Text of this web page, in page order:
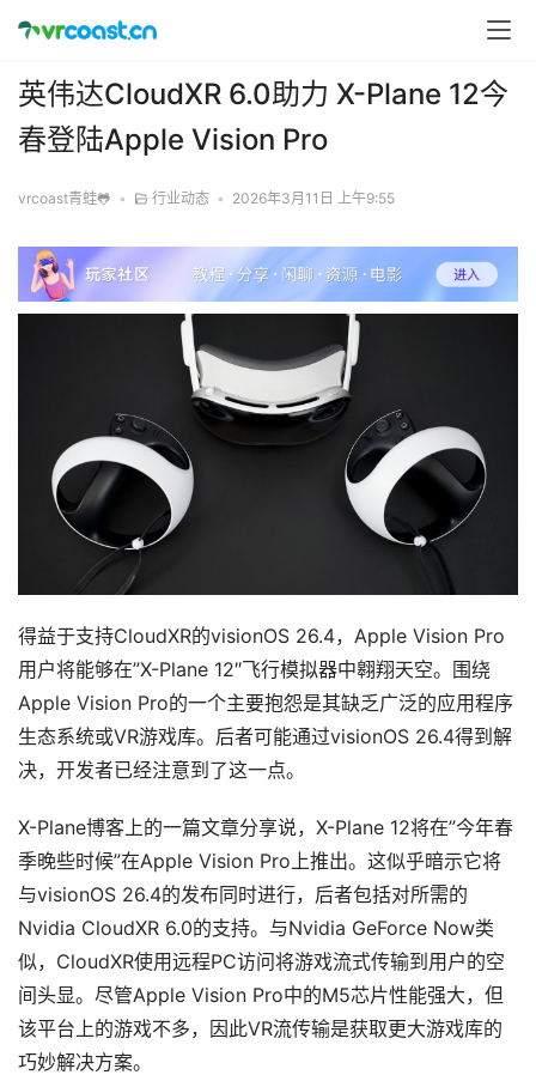
英伟达CloudXR 6.0助力 X-Plane 12今
春登陆Apple Vision Pro
vrcoast青蛙🐸 • 行业动态 • 2026年3月11日 上午9:55
得益于支持CloudXR的visionOS 26.4，Apple Vision Pro
用户将能够在”X-Plane 12″飞行模拟器中翱翔天空。围绕
Apple Vision Pro的一个主要抱怨是其缺乏广泛的应用程序
生态系统或VR游戏库。后者可能通过visionOS 26.4得到解
决，开发者已经注意到了这一点。
X-Plane博客上的一篇文章分享说，X-Plane 12将在”今年春
季晚些时候”在Apple Vision Pro上推出。这似乎暗示它将
与visionOS 26.4的发布同时进行，后者包括对所需的
Nvidia CloudXR 6.0的支持。与Nvidia GeForce Now类
似，CloudXR使用远程PC访问将游戏流式传输到用户的空
间头显。尽管Apple Vision Pro中的M5芯片性能强大，但
该平台上的游戏不多，因此VR流传输是获取更大游戏库的
巧妙解决方案。